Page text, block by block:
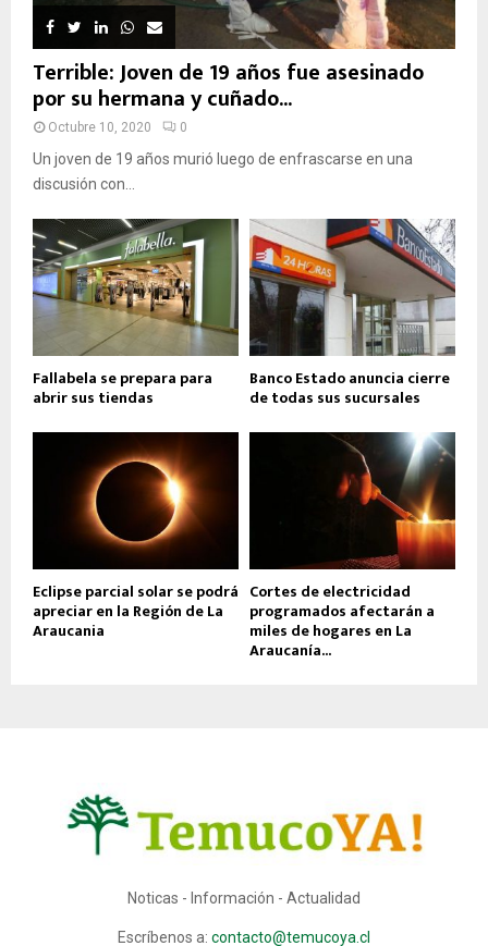
Terrible: Joven de 19 años fue asesinado
por su hermana y cuñado...
Octubre 10, 2020 0
Un joven de 19 años murió luego de enfrascarse en una
discusión con...
Fallabela se prepara para
abrir sus tiendas
Banco Estado anuncia cierre
de todas sus sucursales
Eclipse parcial solar se podrá
apreciar en la Región de La
Araucania
Cortes de electricidad
programados afectarán a
miles de hogares en La
Araucanía...
Noticas - Información - Actualidad
Escríbenos a: contacto@temucoya.cl